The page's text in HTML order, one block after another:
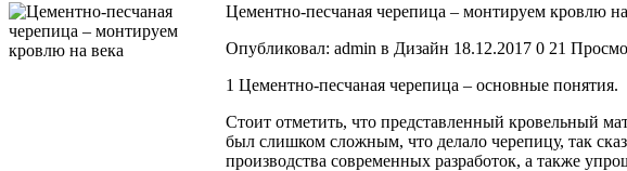
Цементно-песчаная черепица – монтируем кровлю
Опубликовал: admin в Дизайн 18.12.2017 0 21
1 Цементно-песчаная черепица – основные понятия.
Стоит отметить, что представленный кровельный
был слишком сложным, что делало черепицу, так
производства современных разработок, а также